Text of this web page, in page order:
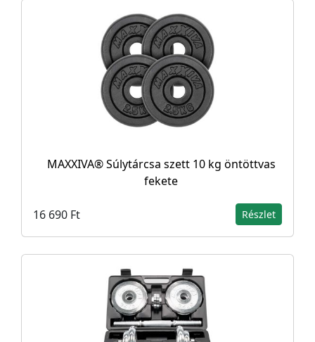
MAXXIVA® Súlytárcsa szett 10 kg öntöttvas
fekete
16 690 Ft Részlet